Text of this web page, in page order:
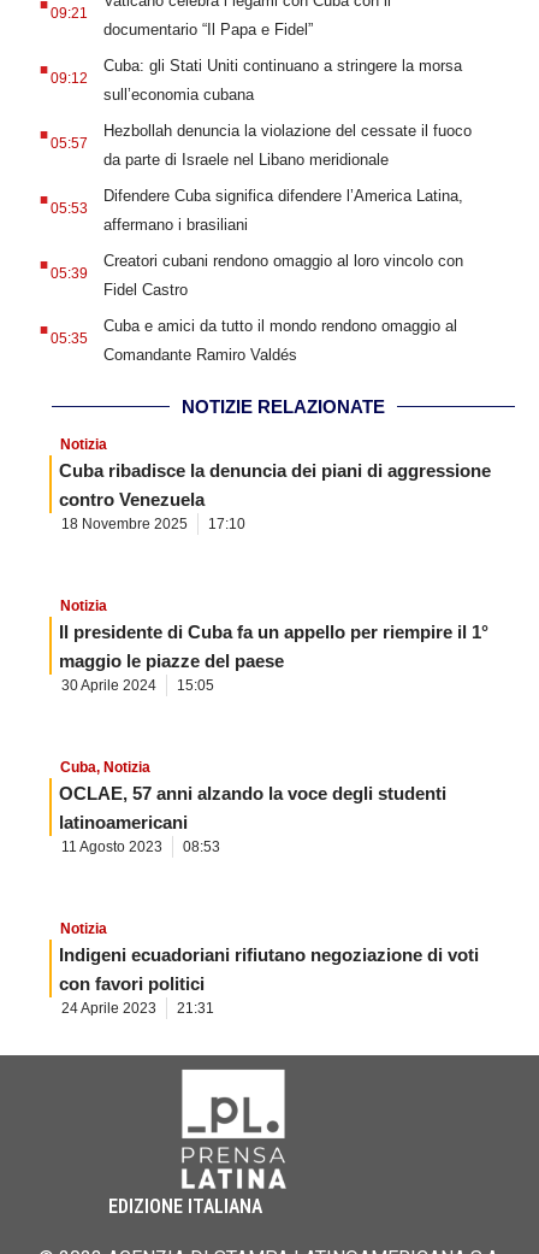
09:21
documentario “Il Papa e Fidel”
.09:12
Cuba: gli Stati Uniti continuano a stringere la morsa
sull’economia cubana
.05:57
Hezbollah denuncia la violazione del cessate il fuoco
da parte di Israele nel Libano meridionale
.05:53
Difendere Cuba significa difendere l’America Latina,
affermano i brasiliani
.05:39
Creatori cubani rendono omaggio al loro vincolo con
Fidel Castro
.05:35
Cuba e amici da tutto il mondo rendono omaggio al
Comandante Ramiro Valdés
NOTIZIE RELAZIONATE
Notizia
Cuba ribadisce la denuncia dei piani di aggressione
contro Venezuela
18 Novembre 2025 17:10
Notizia
Il presidente di Cuba fa un appello per riempire il 1°
maggio le piazze del paese
30 Aprile 2024 15:05
Cuba, Notizia
OCLAE, 57 anni alzando la voce degli studenti
latinoamericani
11 Agosto 2023 08:53
Notizia
Indigeni ecuadoriani rifiutano negoziazione di voti
con favori politici
24 Aprile 2023 21:31
EDIZIONE ITALIANA